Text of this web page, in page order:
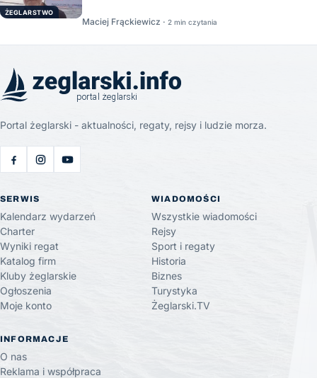
ŻEGLARSTWO
Maciej Frąckiewicz · 2 min czytania
Portal żeglarski - aktualności, regaty, rejsy i ludzie morza.
SERWIS
Kalendarz wydarzeń
Charter
Wyniki regat
Katalog firm
Kluby żeglarskie
Ogłoszenia
Moje konto
WIADOMOŚCI
Wszystkie wiadomości
Rejsy
Sport i regaty
Historia
Biznes
Turystyka
Żeglarski.TV
INFORMACJE
O nas
Reklama i współpraca